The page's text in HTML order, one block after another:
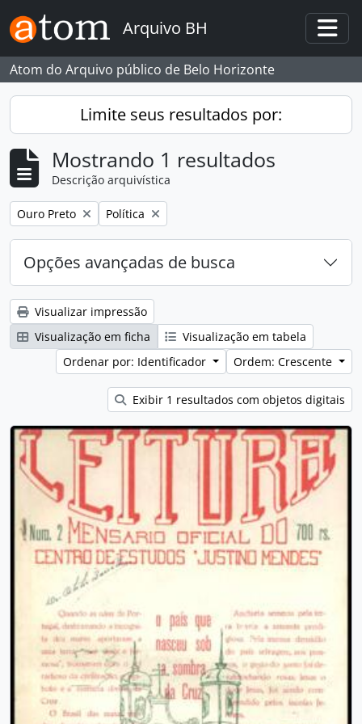
Skip to main content
Arquivo BH
Atom do Arquivo público de Belo Horizonte
Limite seus resultados por:
Mostrando 1 resultados
Descrição arquivística
Remover filtro:
Ouro Preto Remover filtro:
Política
Opções avançadas de busca
Visualizar impressão
Visualização em ficha
Visualização em tabela
Ordenar por: Identificador
Ordem: Crescente
Exibir 1 resultados com objetos digitais